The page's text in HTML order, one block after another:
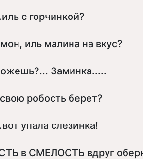
с горчинкой?
иль малина на вкус?
Заминка.....
робость берет?
упала слезинка!
в СМЕЛОСТЬ вдруг